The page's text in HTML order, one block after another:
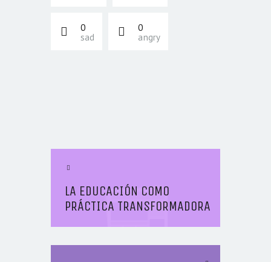
0
sad
0
angry
LA EDUCACIÓN COMO
PRÁCTICA TRANSFORMADORA